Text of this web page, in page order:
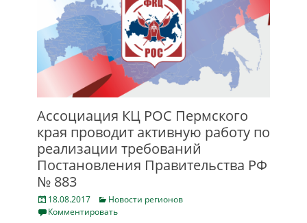
Аcсоциация КЦ РОС Пермского
края проводит активную работу по
реализации требований
Постановления Правительства РФ
№ 883
Posted
on
18.08.2017 Categories
Новости регионов
Комментировать